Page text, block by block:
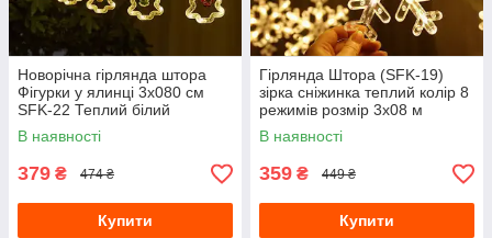
Новорічна гірлянда штора
Фігурки у ялинці 3х080 см
SFK-22 Теплий білий
Світлодіодна led гірлянд
В наявності
379 ₴ 474 ₴
Купити
Гірлянда Штора (SFK-19)
зірка сніжинка теплий колір 8
режимів розмір 3х08 м
В наявності
359 ₴ 449 ₴
Купити